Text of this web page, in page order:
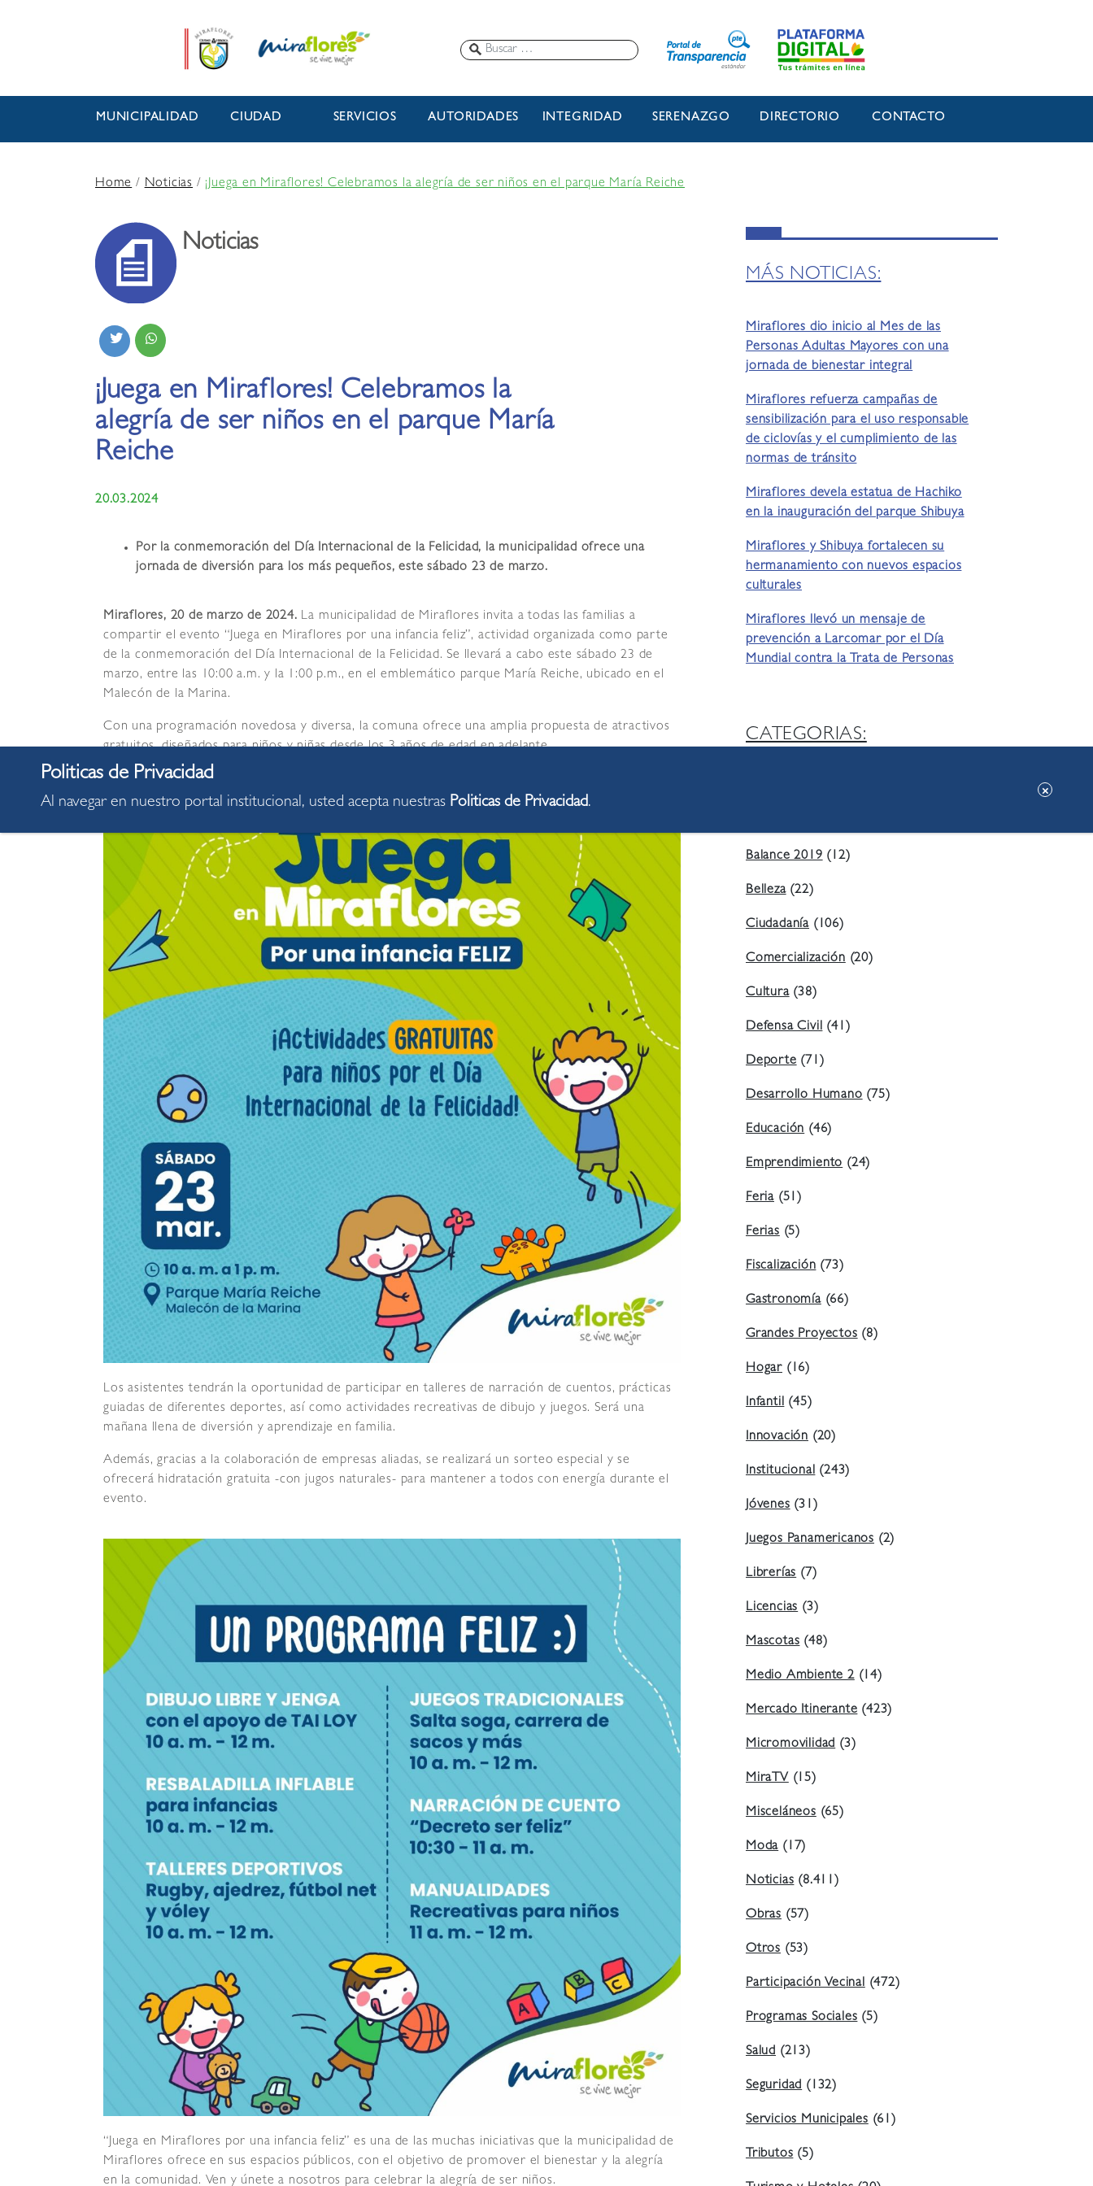
MUNICIPALIDAD CIUDAD SERVICIOS AUTORIDADES INTEGRIDAD SERENAZGO DIRECTORIO CONTACTO
Home/Noticias / ¡Juega en Miraflores! Celebramos la alegría de ser niños en el parque María Reiche
Noticias
¡Juega en Miraflores! Celebramos la
alegría de ser niños en el parque María
Reiche
20.03.2024
Por la conmemoración del Día Internacional de la Felicidad, la municipalidad ofrece una
jornada de diversión para los más pequeños, este sábado 23 de marzo.
Miraflores, 20 de marzo de 2024. La municipalidad de Miraflores invita a todas las familias a
compartir el evento “Juega en Miraflores por una infancia feliz”, actividad organizada como parte
de la conmemoración del Día Internacional de la Felicidad. Se llevará a cabo este sábado 23 de
marzo, entre las 10:00 a.m. y la 1:00 p.m., en el emblemático parque María Reiche, ubicado en el
Malecón de la Marina.
Con una programación novedosa y diversa, la comuna ofrece una amplia propuesta de atractivos
gratuitos, diseñados para niños y niñas desde los 3 años de edad en adelante.
Los asistentes tendrán la oportunidad de participar en talleres de narración de cuentos, prácticas
guiadas de diferentes deportes, así como actividades recreativas de dibujo y juegos. Será una
mañana llena de diversión y aprendizaje en familia.
Además, gracias a la colaboración de empresas aliadas, se realizará un sorteo especial y se
ofrecerá hidratación gratuita -con jugos naturales- para mantener a todos con energía durante el
evento.
“Juega en Miraflores por una infancia feliz” es una de las muchas iniciativas que la municipalidad de
Miraflores ofrece en sus espacios públicos, con el objetivo de promover el bienestar y la alegría
en la comunidad. Ven y únete a nosotros para celebrar la alegría de ser niños.
MÁS NOTICIAS:
Miraflores dio inicio al Mes de las
Personas Adultas Mayores con una
jornada de bienestar integral
Miraflores refuerza campañas de
sensibilización para el uso responsable
de ciclovías y el cumplimiento de las
normas de tránsito
Miraflores devela estatua de Hachiko
en la inauguración del parque Shibuya
Miraflores y Shibuya fortalecen su
hermanamiento con nuevos espacios
culturales
Miraflores llevó un mensaje de
prevención a Larcomar por el Día
Mundial contra la Trata de Personas
CATEGORIAS:
Balance 2019(12)
Belleza(22)
Ciudadanía (106)
Comercialización(20)
Cultura(38)
Defensa Civil(41)
Deporte(71)
Desarrollo Humano(75)
Educación(46)
Emprendimiento(24)
Feria (51)
Ferias(5)
Fiscalización(73)
Gastronomía(66)
Grandes Proyectos(8)
Hogar (16)
Infantil(45)
Innovación (20)
Institucional(243)
Jóvenes(31)
Juegos Panamericanos (2)
Librerías(7)
Licencias(3)
Mascotas(48)
Medio Ambiente 2(14)
Mercado Itinerante(423)
Micromovilidad(3)
MiraTV(15)
Misceláneos(65)
Moda(17)
Noticias(8.411)
Obras (57)
Otros (53)
Participación Vecinal(472)
Programas Sociales(5)
Salud (213)
Seguridad(132)
Servicios Municipales(61)
Tributos(5)
Al navegar en nuestro portal institucional, usted acepta nuestras Politicas de Privacidad.